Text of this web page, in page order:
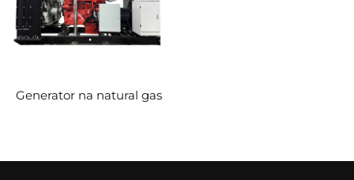
(mekanikal na enerhiya → elektrikal na enerhiya).
Generator na natural gas